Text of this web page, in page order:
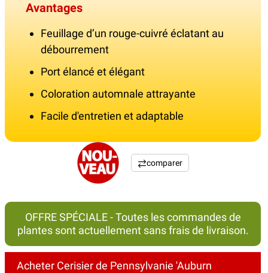
Avantages
Feuillage d’un rouge-cuivré éclatant au
débourrement
Port élancé et élégant
Coloration automnale attrayante
Facile d'entretien et adaptable
comparer
OFFRE SPÉCIALE - Toutes les commandes de
plantes sont actuellement sans frais de livraison.
Acheter Cerisier de Pennsylvanie 'Auburn